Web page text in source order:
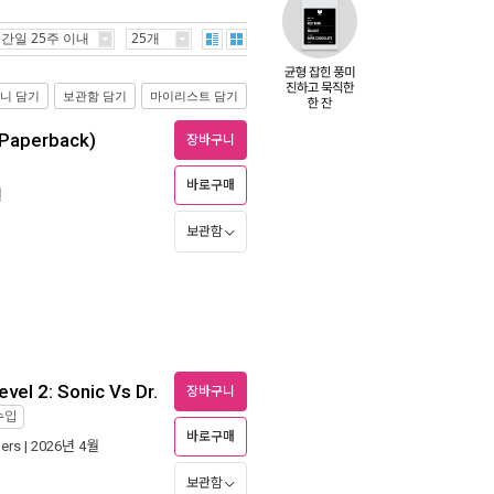
일 25주 이내 25개
담기 보관함 담기 마이리스트 담기
장바구니
바로구매
보관함
2: Sonic Vs Dr.
입
| 2026년 4월
장바구니
바로구매
보관함